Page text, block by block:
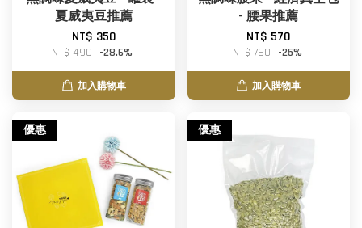
夏威夷豆推薦
NT$ 350
NT$ 490 -28.6%
加入購物車
- 腰果推薦
NT$ 570
NT$ 760 -25%
加入購物車
優惠 優惠